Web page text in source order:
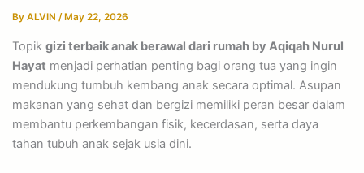
By ALVIN / May 22, 2026
Topik gizi terbaik anak berawal dari rumah by Aqiqah Nurul
Hayat menjadi perhatian penting bagi orang tua yang ingin
mendukung tumbuh kembang anak secara optimal. Asupan
makanan yang sehat dan bergizi memiliki peran besar dalam
membantu perkembangan fisik, kecerdasan, serta daya
tahan tubuh anak sejak usia dini.